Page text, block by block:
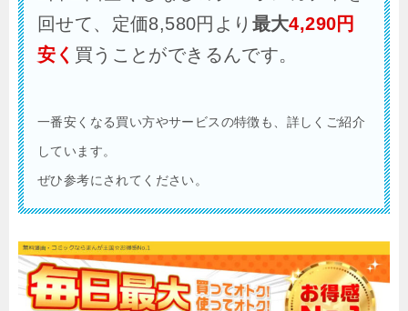
回せて、定価8,580円より 最大4,290円
安く 買うことができるんです。
一番安くなる買い方やサービスの特徴も、詳しくご紹介
しています。
ぜひ参考にされてください。